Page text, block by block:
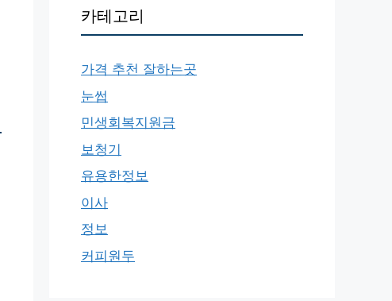
카테고리
가격 추천 잘하는곳
눈썹
민생회복지원금
보청기
유용한정보
이사
정보
커피원두